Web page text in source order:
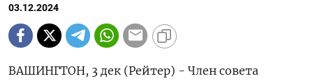
03.12.2024
ВАШИНГТОН, 3 дек (Рейтер) - Член совета